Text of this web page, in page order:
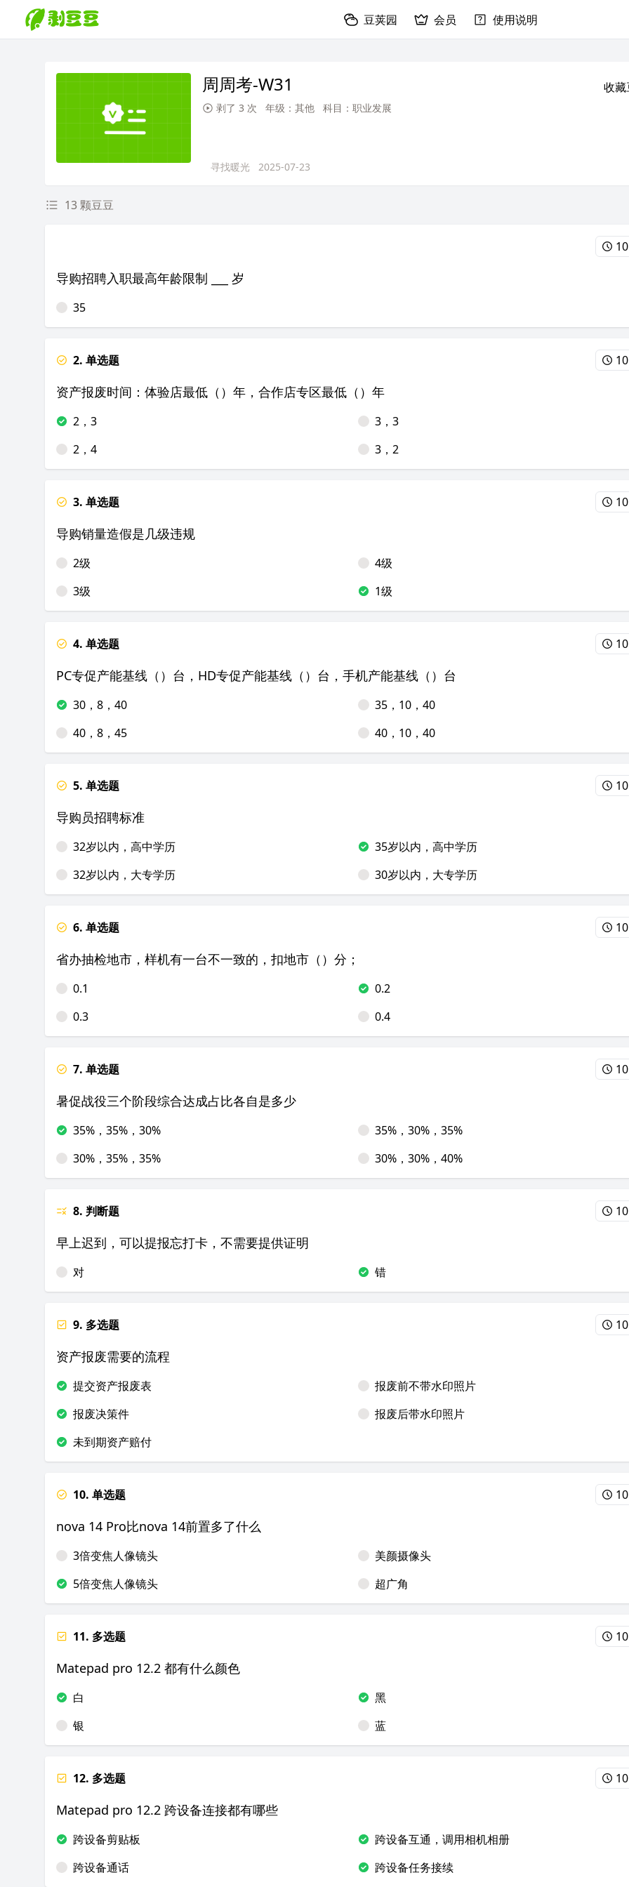
豆荚园 会员 使用说明
周周考-W31 收
剥了 3 次 年级：其他 科目：职业发展
寻找暖光 2025-07-23
13 颗豆豆
导购招聘入职最高年龄限制 ___ 岁
35
2. 单选题
资产报废时间：体验店最低（）年，合作店专区最低（）年
2，3
3，3
2，4
3，2
3. 单选题
导购销量造假是几级违规
2级
4级
3级
1级
4. 单选题
PC专促产能基线（）台，HD专促产能基线（）台，手机产能基线（）台
30，8，40
35，10，40
40，8，45
40，10，40
5. 单选题
导购员招聘标准
32岁以内，高中学历
35岁以内，高中学历
32岁以内，大专学历
30岁以内，大专学历
6. 单选题
省办抽检地市，样机有一台不一致的，扣地市（）分；
0.1
0.2
0.3
0.4
7. 单选题
暑促战役三个阶段综合达成占比各自是多少
35%，35%，30%
35%，30%，35%
30%，35%，35%
30%，30%，40%
8. 判断题
早上迟到，可以提报忘打卡，不需要提供证明
对 错
9. 多选题
资产报废需要的流程
提交资产报废表
报废前不带水印照片
报废决策件
报废后带水印照片
未到期资产赔付
10. 单选题
nova 14 Pro比nova 14前置多了什么
3倍变焦人像镜头
美颜摄像头
5倍变焦人像镜头
超广角
11. 多选题
Matepad pro 12.2 都有什么颜色
白
黑
银
蓝
12. 多选题
Matepad pro 12.2 跨设备连接都有哪些
跨设备剪贴板
跨设备互通，调用相机相册
跨设备通话
跨设备任务接续